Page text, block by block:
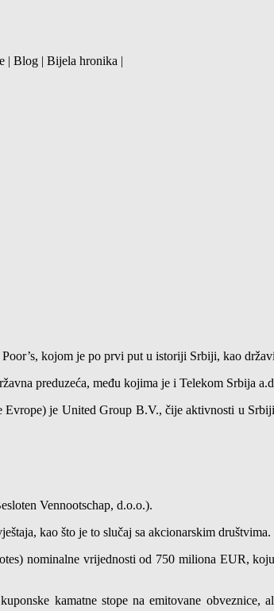
| Blog | Bijela hronika |
kojom je po prvi put u istoriji Srbiji, kao
preduzeća, među kojima je i Telekom Srbija
je United Group B.V., čije aktivnosti u
Vennootschap, d.o.o.).
kao što je to slučaj sa akcionarskim društvima.
nominalne vrijednosti od 750 miliona EUR,
kamatne stope na emitovane obveznice,